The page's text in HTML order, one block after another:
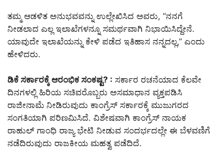
ತಮ್ಮ ಆಡಳಿತ ಅನುಭವವನ್ನು ಉಲ್ಲೇಖಿಸಿದ ಅವರು, “ನನಗೆ
ನೀಡಲಾದ ಎಲ್ಲ ಇಲಾಖೆಗಳನ್ನೂ ಸಮರ್ಥವಾಗಿ ನಿಭಾಯಿಸಿದ್ದೇನೆ.
ಯಾವುದೇ ಇಲಾಖೆಯನ್ನು ಕೇಳಿ ಪಡೆದ ಇತಿಹಾಸ ನನ್ನದಲ್ಲ,” ಎಂದು
ಹೇಳಿದರು.
ಡಿಕೆ ಸರ್ಕಾರಕ್ಕೆ ಆರಂಭಿಕ ಸಂಕಷ್ಟ? : ಸರ್ಕಾರ ರಚನೆಯಾದ ಕೆಲವೇ
ದಿನಗಳಲ್ಲಿ ಹಿರಿಯ ಸಚಿವರೊಬ್ಬರು ಅಸಮಾಧಾನ ವ್ಯಕ್ತಪಡಿಸಿ
ರಾಜೀನಾಮೆ ನೀಡಿರುವುದು ಕಾಂಗ್ರೆಸ್ ಸರ್ಕಾರಕ್ಕೆ ಮುಜುಗರದ
ಸಂಗತಿಯಾಗಿ ಪರಿಣಮಿಸಿದೆ. ವಿಶೇಷವಾಗಿ ಕಾಂಗ್ರೆಸ್ ನಾಯಕ
ರಾಹುಲ್ ಗಾಂಧಿ ರಾಜ್ಯ ಭೇಟಿ ನೀಡುವ ಸಂದರ್ಭದಲ್ಲೇ ಈ ಬೆಳವಣಿಗೆ
ನಡೆದಿರುವುದು ರಾಜಕೀಯ ಮಹತ್ವ ಪಡೆದಿದೆ.